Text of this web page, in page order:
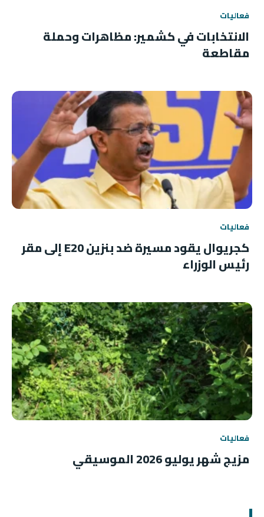
فعاليات
الانتخابات في كشمير: مظاهرات وحملة
مقاطعة
فعاليات
كجريوال يقود مسيرة ضد بنزين E20 إلى مقر
رئيس الوزراء
فعاليات
مزيج شهر يوليو 2026 الموسيقي